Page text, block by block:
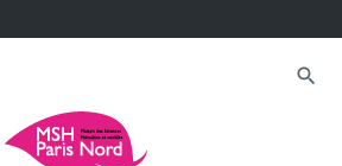
search